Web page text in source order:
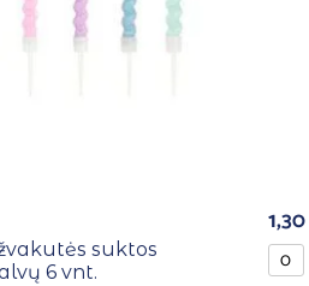
suktos
6 vnt.
1,30
0